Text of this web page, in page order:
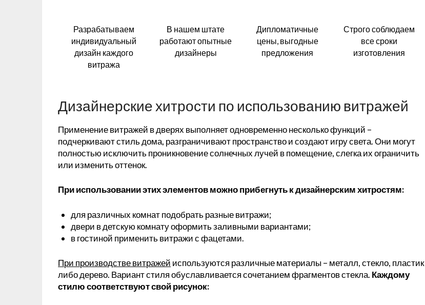
Разрабатываем
индивидуальный
дизайн каждого
витража
В нашем штате
работают опытные
дизайнеры
Дипломатичные
цены, выгодные
предложения
Строго соблюдаем
все сроки
изготовления
Дизайнерские хитрости по использованию витражей
Применение витражей в дверях выполняет одновременно несколько функций –
подчеркивают стиль дома, разграничивают пространство и создают игру света. Они могут
полностью исключить проникновение солнечных лучей в помещение, слегка их ограничить
или изменить оттенок.
При использовании этих элементов можно прибегнуть к дизайнерским хитростям:
для различных комнат подобрать разные витражи;
двери в детскую комнату оформить заливными вариантами;
в гостиной применить витражи с фацетами.
При производстве витражей используются различные материалы – металл, стекло, пластик
либо дерево. Вариант стиля обуславливается сочетанием фрагментов стекла. Каждому
стилю соответствуют свой рисунок: